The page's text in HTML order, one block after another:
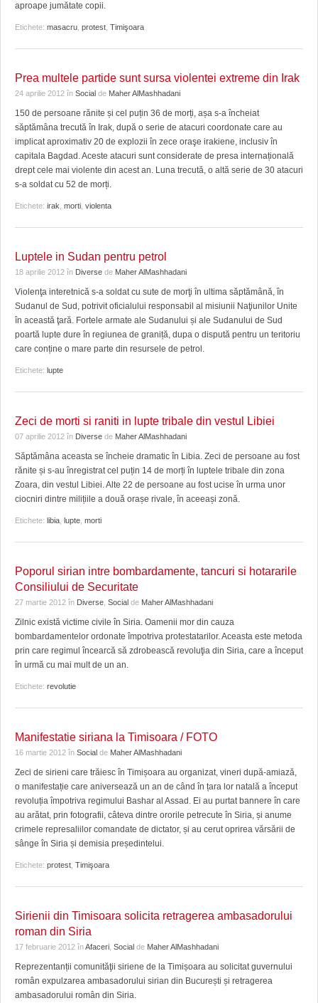
HARTA TIMIŞOAREI
SFATUL MEDICULUI
SFATURI JURIDICE
aproape jumătate copii.
Etichete: masacru protest Timişoara
Prea multele partide sunt sursa violentei extreme din Irak
24 aprilie 2012 în Social de Maher AlMashhadani
150 de persoane rănite și cel puțin 36 de morți, așa s-a încheiat
săptămâna trecută în Irak, după o serie de atacuri coordonate care au
implicat aproximativ 20 de explozii în zece oraşe irakiene, inclusiv în
capitala Bagdad. Aceste atacuri sunt considerate de presa internațională
drept cele mai violente din acest an. Luna trecută, o altă serie de 30 atacuri
s-a soldat cu 52 de morți.
Etichete: irak morti violenta
Luptele in Sudan pentru petrol
18 aprilie 2012 în Diverse de Maher AlMashhadani
Violenţa interetnică s-a soldat cu sute de morţi în ultima săptămână, în
Sudanul de Sud, potrivit oficialului responsabil al misiunii Naţiunilor Unite
în această ţară. Fortele armate ale Sudanului și ale Sudanului de Sud
poartă lupte dure în regiunea de graniță, dupa o dispută pentru un teritoriu
care conține o mare parte din resursele de petrol.
Etichete: lupte
Zeci de morti si raniti in lupte tribale din vestul Libiei
07 aprilie 2012 în Diverse de Maher AlMashhadani
Săptămâna aceasta se încheie dramatic în Libia. Zeci de persoane au fost
rănite și s-au înregistrat cel puțin 14 de morți în luptele tribale din zona
Zoara, din vestul Libiei. Alte 22 de persoane au fost ucise în urma unor
ciocniri dintre milițiile a două orașe rivale, în aceeași zonă.
Etichete: libia lupte morti
Poporul sirian intre bombardamente, tancuri si hotararile
Consiliului de Securitate
27 martie 2012 în Diverse Social de Maher AlMashhadani
Zilnic există victime civile în Siria. Oamenii mor din cauza
bombardamentelor ordonate împotriva protestatarilor. Aceasta este metoda
prin care regimul încearcă să zdrobească revoluţia din Siria, care a început
în urmă cu mai mult de un an.
Etichete: revolutie
Manifestatie siriana la Timisoara / FOTO
16 martie 2012 în Social de Maher AlMashhadani
Zeci de sirieni care trăiesc în Timișoara au organizat, vineri după-amiază,
o manifestație care aniversează un an de când în țara lor natală a început
revoluția împotriva regimului Bashar al Assad. Ei au purtat bannere în care
au arătat, prin fotografii, câteva dintre ororile petrecute în Siria, și anume
crimele represaliilor comandate de dictator, și au cerut oprirea vărsării de
sânge în Siria și demisia președintelui.
Etichete: protest Timişoara
Sirienii din Timisoara solicita retragerea ambasadorului
roman din Siria
17 februarie 2012 înAfaceri Social de Maher AlMashhadani
Reprezentanții comunităţii siriene de la Timișoara au solicitat guvernului
român expulzarea ambasadorului sirian din București și retragerea
ambasadorului român din Siria.